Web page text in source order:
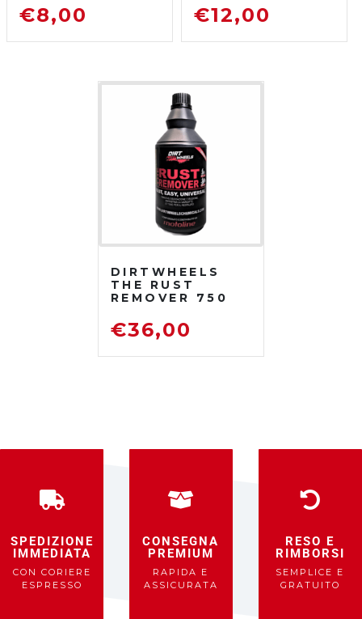
SGRASSATORE
DETERGENTE
€8,00
750 ML
SGRASSATORE
€12,00
DIRTWHEELS
THE RUST
REMOVER 750
DISOSSIDANTE
RIMUOVI
€36,00
SPEDIZIONE
IMMEDIATA
CON CORIERE
ESPRESSO
CONSEGNA
PREMIUM
RAPIDA E
ASSICURATA
RESO E
RIMBORSI
SEMPLICE E
GRATUITO